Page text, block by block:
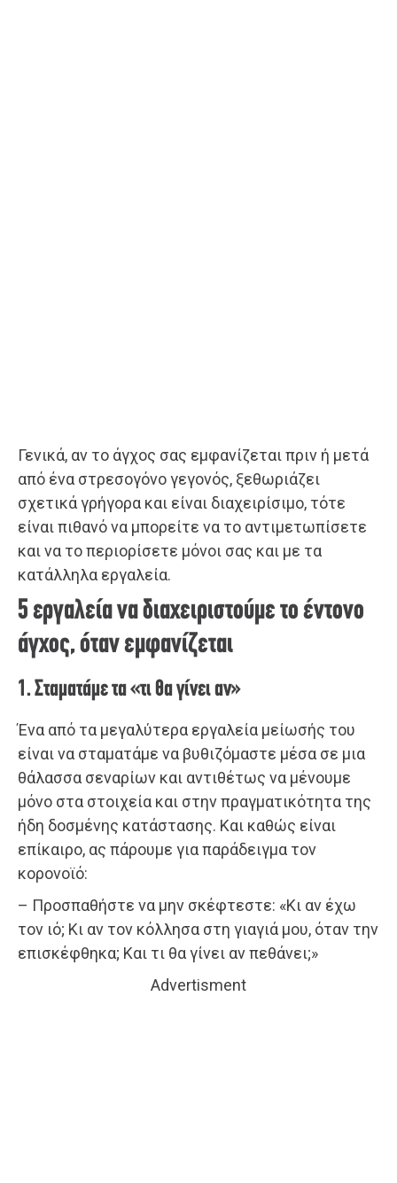
Γενικά, αν το άγχος σας εμφανίζεται πριν ή μετά
από ένα στρεσογόνο γεγονός, ξεθωριάζει
σχετικά γρήγορα και είναι διαχειρίσιμο, τότε
είναι πιθανό να μπορείτε να το αντιμετωπίσετε
και να το περιορίσετε μόνοι σας και με τα
κατάλληλα εργαλεία.
5 εργαλεία να διαχειριστούμε το έντονο
άγχος, όταν εμφανίζεται
1. Σταματάμε τα «τι θα γίνει αν»
Ένα από τα μεγαλύτερα εργαλεία μείωσής του
είναι να σταματάμε να βυθιζόμαστε μέσα σε μια
θάλασσα σεναρίων και αντιθέτως να μένουμε
μόνο στα στοιχεία και στην πραγματικότητα της
ήδη δοσμένης κατάστασης. Και καθώς είναι
επίκαιρο, ας πάρουμε για παράδειγμα τον
κορονοϊό:
– Προσπαθήστε να μην σκέφτεστε: «Κι αν έχω
τον ιό; Κι αν τον κόλλησα στη γιαγιά μου, όταν την
επισκέφθηκα; Και τι θα γίνει αν πεθάνει;»
Advertisment